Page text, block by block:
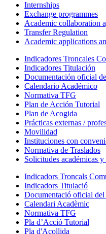
Internships
Exchange programmes
Academic collaboration
Transfer Regulation
Academic applications
Indicadores Troncales
Indicadores Titulación
Documentación oficial
Calendario Académico
Normativa TFG
Plan de Acción Tutorial
Plan de Acogida
Prácticas externas /
Movilidad
Instituciones con
Normativa de Traslados
Solicitudes académicas
Indicadors Troncals
Indicadors Titulació
Documentació oficial del
Calendari Acadèmic
Normativa TFG
Pla d’Acció Tutorial
Pla d'Acollida